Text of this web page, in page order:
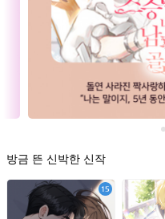
방금 뜬 신박한 신작